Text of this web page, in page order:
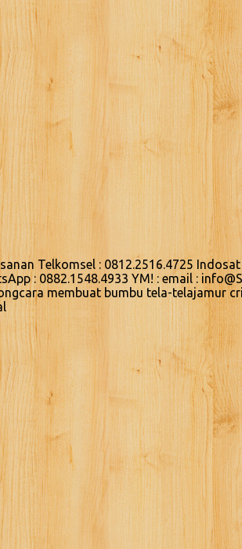
Telkomsel : 0812.2516.4725 Indosat
: 0882.1548.4933 YM! : email :
membuat bumbu tela-telajamur